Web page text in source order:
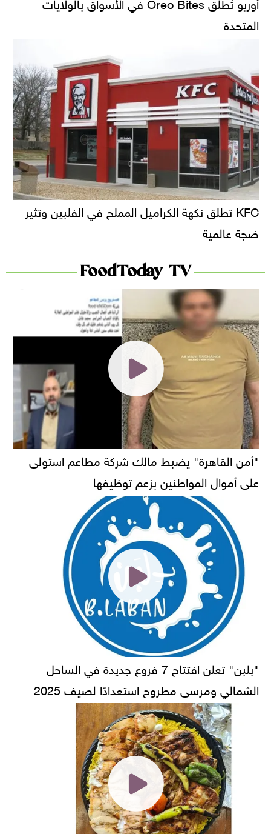
المتحدة
KFC تطلق نكهة الكراميل المملح في الفلبين وتثير
ضجة عالمية
FoodToday TV
"أمن القاهرة" يضبط مالك شركة مطاعم استولى
على أموال المواطنين بزعم توظيفها
"بلبن" تعلن افتتاح 7 فروع جديدة في الساحل
الشمالي ومرسى مطروح استعدادًا لصيف 2025